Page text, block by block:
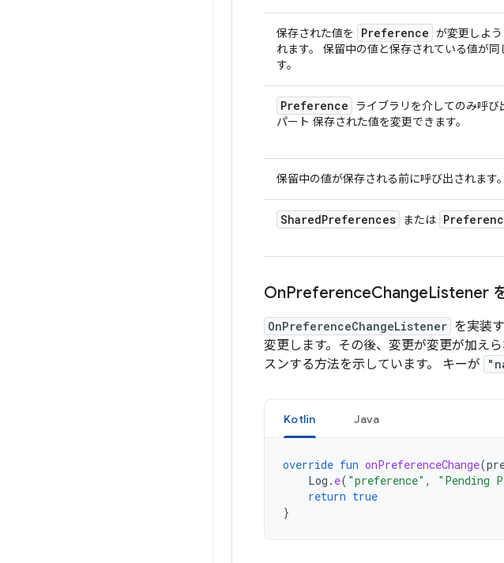
保存された値を Preference が変更しよ
れます。 保留中の値と保存されている値が
す。
Preference
ライブラリを介してのみ呼び
パート 保存された値を変更できます。
保留中の値が保存される前に呼び出されます。
SharedPreferences または
OnPreferenceChangeListener
OnPreferenceChangeListener を実装
変更します。その後、変更が変更が加え
スンする方法を示しています。 キーが
Kotlin Java
override fun onPreferenceChange(
Log . e( "preference" , "Pending
return true
}